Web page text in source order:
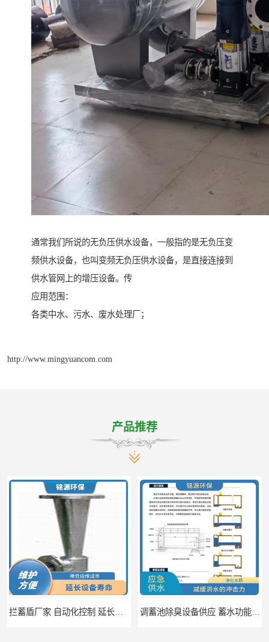
通常我们所说的无负压供水设备，一般指的是无负压变
频供水设备，也叫变频无负压供水设备，是直接连接到
供水管网上的增压设备。传
应用范围：
各类中水、污水、废水处理厂；
http://www.mingyuancom.com
产品推荐
拦蓄盾厂家 自动化控制 延长其使用寿命 调蓄池除臭设备供应 蓄水功能 暂时储存大量雨水